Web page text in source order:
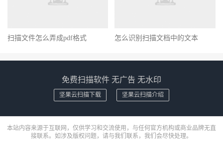
扫描文件怎么弄成pdf格式 怎么识别扫描文档中的文本
免费扫描软件 无广告 无水印
坚果云扫描下载 坚果云扫描介绍
本站内容来源于互联网，仅供学习和交流使用，与任何官方机构或商业品牌无直
接联系。如涉及版权问题，请与我们联系，我们会尽快处理。